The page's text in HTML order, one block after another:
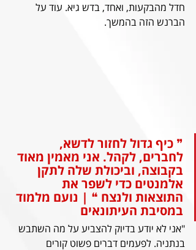
חדל מהבקעות, ואחד, בדש גיא. עוד על
הברנש הזה בהמשך.
❞ כיף גדול לחזור לדשא,
לחברים, לקהל. אני מאמין מאוד
בקבוצה, וביכולת שלה לתקן
אלמנטים כדי לשפר את
התוצאות ולנצח ❝ | נועם מלמוד
במסיבת העיתונאים
"אני לא יודע בדיוק להצביע על מה השתבש
בנתניה. לפעמים דברים פשוט קורים